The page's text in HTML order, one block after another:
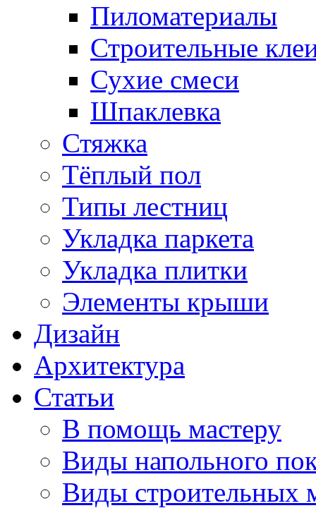
Пиломатериалы
Строительные
Сухие смеси
Шпаклевка
Стяжка
Тёплый пол
Типы лестниц
Укладка паркета
Укладка плитки
Элементы крыши
Дизайн
Архитектура
Статьи
В помощь мастеру
Виды напольного
Виды строительных